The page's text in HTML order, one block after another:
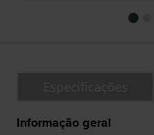
Informação geral